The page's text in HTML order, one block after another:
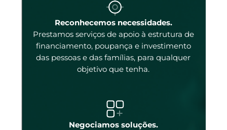
Reconhecemos necessidades.
Prestamos serviços de apoio à estrutura de
financiamento, poupança e investimento
das pessoas e das famílias, para qualquer
objetivo que tenha.
Negociamos soluções.